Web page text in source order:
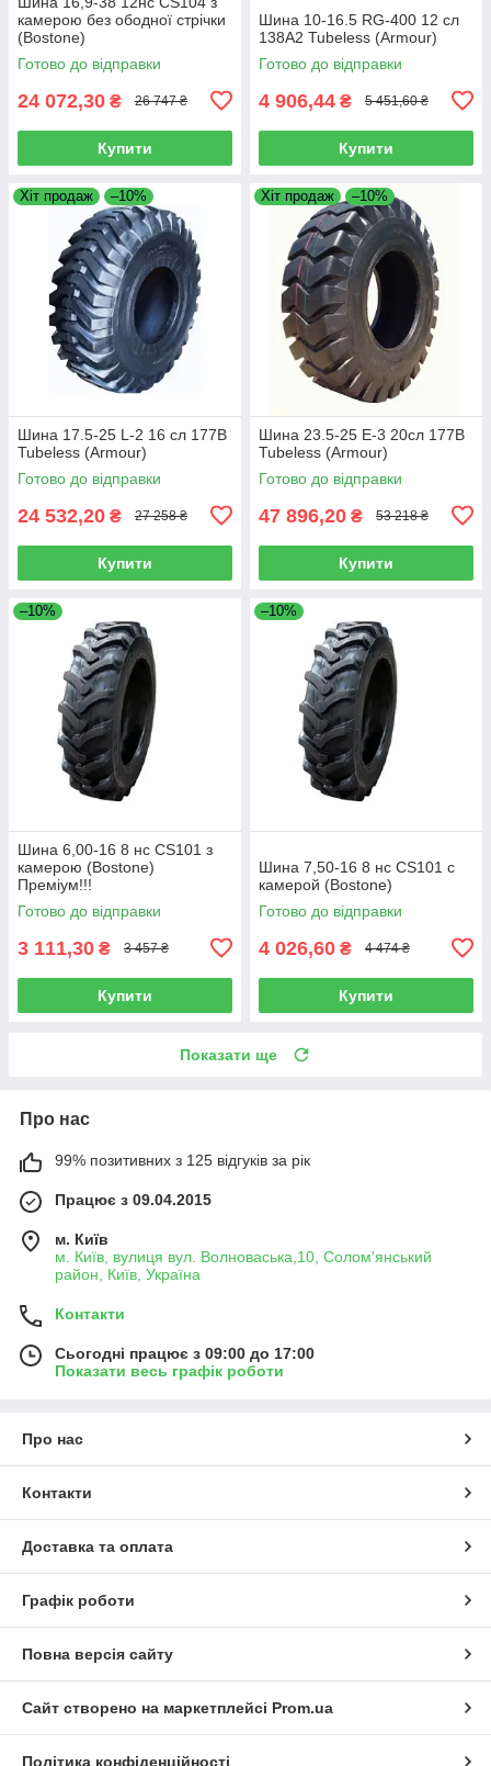
камерою без ободної стрічки
(Bostone)
Готово до відправки
24 072,30 ₴ 26 747 ₴
Купити
Шина 10-16.5 RG-400 12 сл
138A2 Tubeless (Armour)
Готово до відправки
4 906,44 ₴ 5 451,60 ₴
Купити
Хіт продаж –10%
Шина 17.5-25 L-2 16 сл 177B
Tubeless (Armour)
Готово до відправки
24 532,20 ₴ 27 258 ₴
Купити
Хіт продаж –10%
Шина 23.5-25 E-3 20сл 177B
Tubeless (Armour)
Готово до відправки
47 896,20 ₴ 53 218 ₴
Купити
–10%
Шина 6,00-16 8 нс CS101 з
камерою (Bostone)
Преміум!!!
Готово до відправки
3 111,30 ₴ 3 457 ₴
Купити
–10%
Шина 7,50-16 8 нс CS101 с
камерой (Bostone)
Готово до відправки
4 026,60 ₴ 4 474 ₴
Купити
Показати ще
Про нас
99% позитивних з 125 відгуків за рік
Працює з 09.04.2015
м. Київ
м. Київ, вулиця вул. Волноваська,10, Солом'янський
район, Київ, Україна
Контакти
Сьогодні працює з 09:00 до 17:00
Показати весь графік роботи
Про нас
Контакти
Доставка та оплата
Графік роботи
Повна версія сайту
Сайт створено на маркетплейсі Prom.ua
Політика конфіденційності